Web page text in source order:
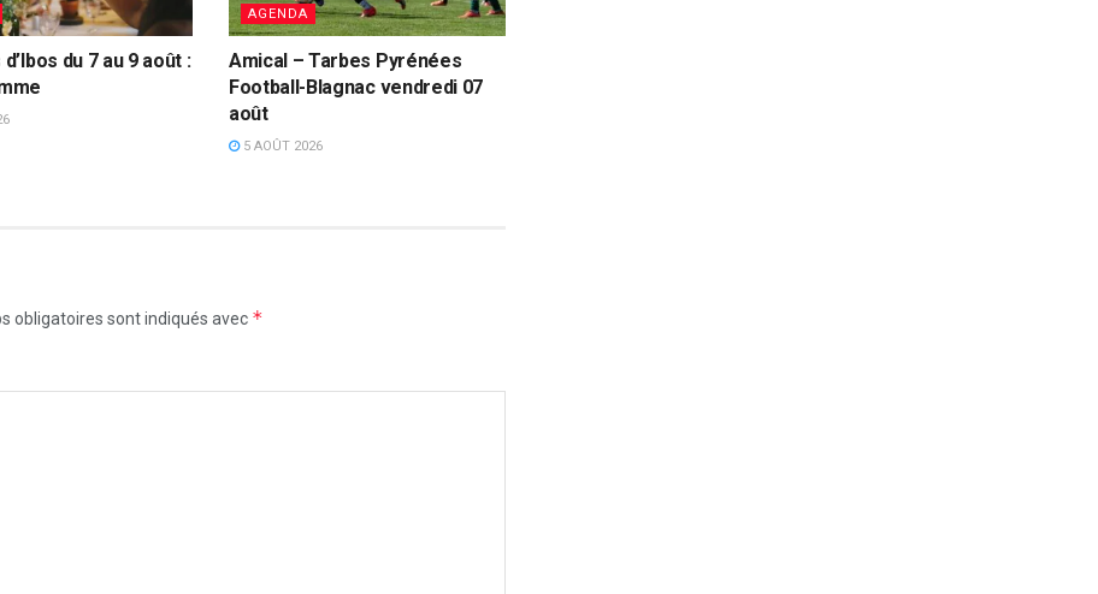
du 7 au 9 août :
AGENDA
Amical – Tarbes Pyrénées
Football-Blagnac vendredi 07
août
5 AOÛT 2026
obligatoires sont indiqués avec *